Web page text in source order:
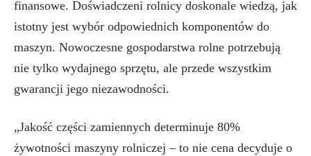
finansowe. Doświadczeni rolnicy doskonale wiedzą, jak
istotny jest wybór odpowiednich komponentów do
maszyn. Nowoczesne gospodarstwa rolne potrzebują
nie tylko wydajnego sprzętu, ale przede wszystkim
gwarancji jego niezawodności.
„Jakość części zamiennych determinuje 80%
żywotności maszyny rolniczej – to nie cena decyduje o